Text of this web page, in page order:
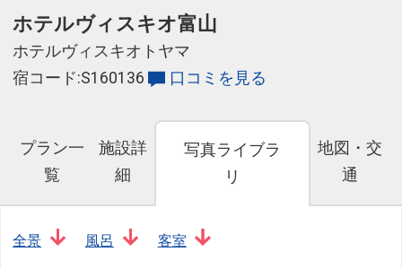
ホテルヴィスキオ富山
ホテルヴィスキオトヤマ
宿コード:S160136
口コミを見る
プラン一
覧
施設詳
細
写真ライブラ
リ
地図・交
通
全景 風呂 客室